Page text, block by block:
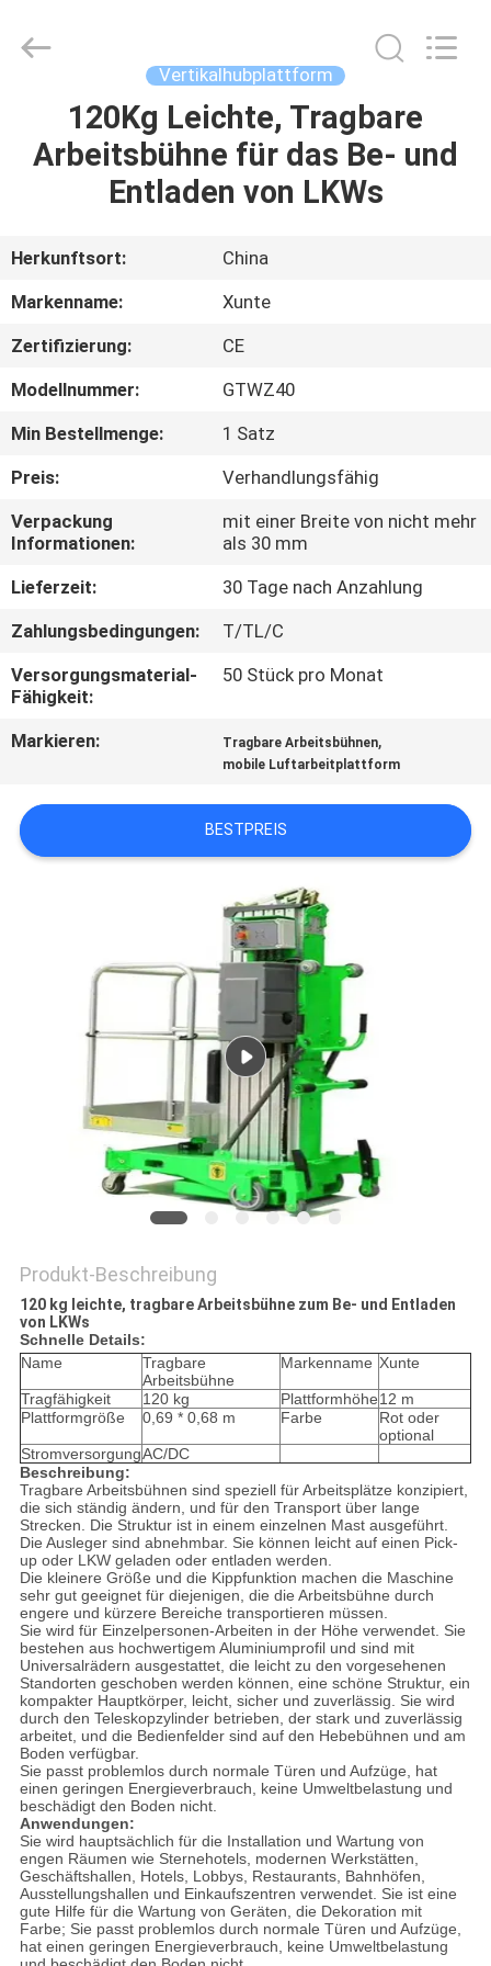
HAUSE
ÜBER
UNS
WERKSBESICHTIGUNG
QUALITÄTSKONTROLLE
KONTAKT
MIT
UNS
NEUIGKEITEN
BITTE UM
ANGEBOT
DATENSCHUTZRICHTLINIE
LTD.
Vertikalhubplattform
120Kg Leichte, Tragbare
Arbeitsbühne für das Be- und
Entladen von LKWs
Herkunftsort:
China
Markenname:
Xunte
Zertifizierung:
CE
Modellnummer:
GTWZ40
Min Bestellmenge:
1 Satz
Preis:
Verhandlungsfähig
Verpackung
Informationen:
mit einer Breite von nicht mehr
als 30 mm
Lieferzeit:
30 Tage nach Anzahlung
Zahlungsbedingungen:
T/TL/C
Versorgungsmaterial-
Fähigkeit:
50 Stück pro Monat
Markieren: Tragbare Arbeitsbühnen,
mobile Luftarbeitplattform
BESTPREIS
Produkt-Beschreibung
120 kg leichte, tragbare Arbeitsbühne zum Be- und Entladen
von LKWs
Schnelle Details:
Name
Tragbare
Arbeitsbühne
Markenname Xunte
Tragfähigkeit 120 kg Plattformhöhe12 m
Plattformgröße
0,69 * 0,68 m Farbe
Rot oder
optional
StromversorgungAC/DC
Beschreibung:
Tragbare Arbeitsbühnen sind speziell für Arbeitsplätze konzipiert,
die sich ständig ändern, und für den Transport über lange
Strecken. Die Struktur ist in einem einzelnen Mast ausgeführt.
Die Ausleger sind abnehmbar. Sie können leicht auf einen Pick-
up oder LKW geladen oder entladen werden.
Die kleinere Größe und die Kippfunktion machen die Maschine
sehr gut geeignet für diejenigen, die die Arbeitsbühne durch
engere und kürzere Bereiche transportieren müssen.
Sie wird für Einzelpersonen-Arbeiten in der Höhe verwendet. Sie
bestehen aus hochwertigem Aluminiumprofil und sind mit
Universalrädern ausgestattet, die leicht zu den vorgesehenen
Standorten geschoben werden können, eine schöne Struktur, ein
kompakter Hauptkörper, leicht, sicher und zuverlässig. Sie wird
durch den Teleskopzylinder betrieben, der stark und zuverlässig
arbeitet, und die Bedienfelder sind auf den Hebebühnen und am
Boden verfügbar.
Sie passt problemlos durch normale Türen und Aufzüge, hat
einen geringen Energieverbrauch, keine Umweltbelastung und
beschädigt den Boden nicht.
Anwendungen:
Sie wird hauptsächlich für die Installation und Wartung von
engen Räumen wie Sternehotels, modernen Werkstätten,
Geschäftshallen, Hotels, Lobbys, Restaurants, Bahnhöfen,
Ausstellungshallen und Einkaufszentren verwendet. Sie ist eine
gute Hilfe für die Wartung von Geräten, die Dekoration mit
Farbe; Sie passt problemlos durch normale Türen und Aufzüge,
hat einen geringen Energieverbrauch, keine Umweltbelastung